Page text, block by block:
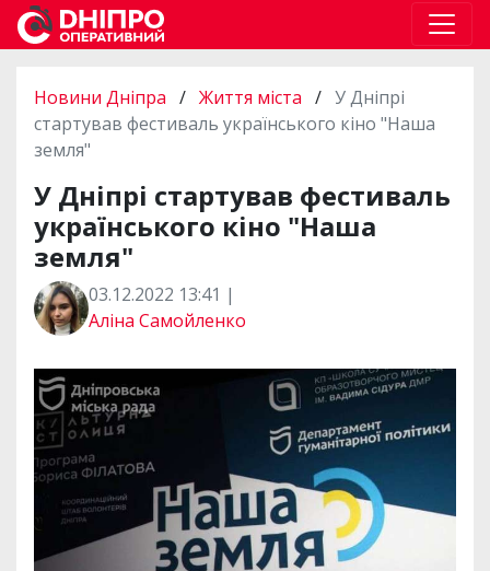
Новини Дніпра / Життя міста / У Дніпрі
стартував фестиваль українського кіно "Наша
земля"
У Дніпрі стартував фестиваль
українського кіно "Наша
земля"
03.12.2022 13:41 |
Аліна Самойленко